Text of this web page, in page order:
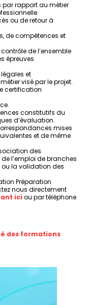
par rapport au métier
ou de retour à
de compétences et
de l’ensemble
épreuves
et
visé par le projet.
certification
constitutifs du
d’évaluation.
mises
et de même
des
l’emploi de branches
ou la validation des
Préparation
nous directement
ici ou par téléphone
des formations